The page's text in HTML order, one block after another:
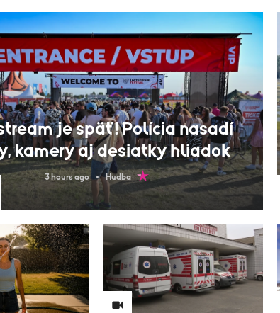
je späť! Polícia nasadí
kamery aj desiatky hliadok
3 hours ago Hudba